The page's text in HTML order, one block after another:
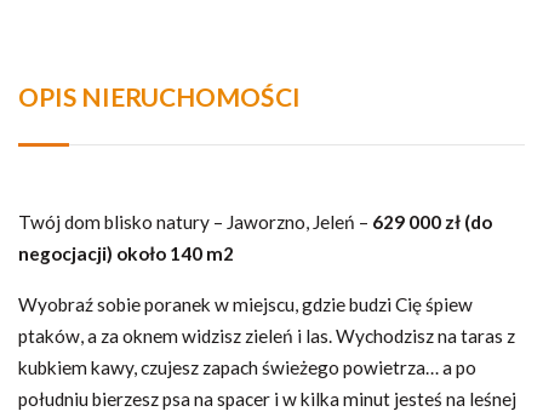
OPIS NIERUCHOMOŚCI
Twój dom blisko natury – Jaworzno, Jeleń – 629 000 zł (do
negocjacji) około 140 m2
Wyobraź sobie poranek w miejscu, gdzie budzi Cię śpiew
ptaków, a za oknem widzisz zieleń i las. Wychodzisz na taras z
kubkiem kawy, czujesz zapach świeżego powietrza… a po
południu bierzesz psa na spacer i w kilka minut jesteś na leśnej